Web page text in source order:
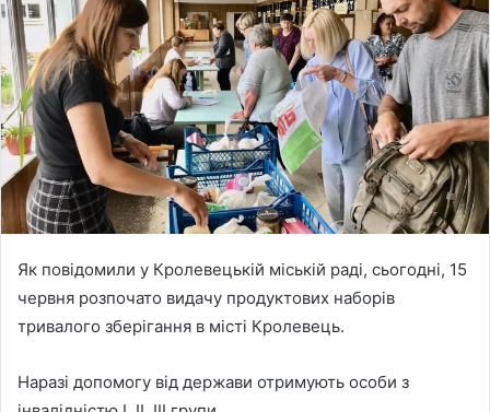
a
n
e
m
a
i
l
Як повідомили у Кролевецькій міській раді, сьогодні, 15
червня розпочато видачу продуктових наборів
тривалого зберігання в місті Кролевець.
Наразі допомогу від держави отримують особи з